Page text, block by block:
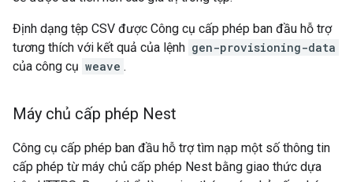
Định dạng tệp CSV được Công cụ cấp phép ban đầu hỗ trợ
tương thích với kết quả của lệnh gen-provisioning-data
của công cụ weave .
Máy chủ cấp phép Nest
Công cụ cấp phép ban đầu hỗ trợ tìm nạp một số thông tin
cấp phép từ máy chủ cấp phép Nest bằng giao thức dựa